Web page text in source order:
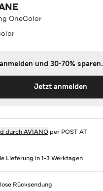
OneColor
und 30-70% sparen.
Jetzt anmelden
durchAVIANOper POST AT
Lieferung in 1-3 Werktagen
Rücksendung